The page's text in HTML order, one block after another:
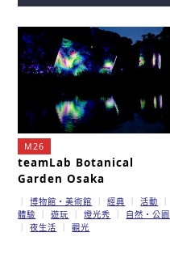
M26
teamLab Botanical
Garden Osaka
博物館・美術館 經典
活動
體驗
遊玩 燈光秀
自然・公園
夜生活
觀光